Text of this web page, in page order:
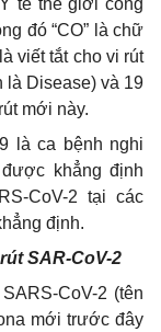
tế thế giới công
đó “CO” là chữ
viết tắt cho vi rút
là Disease) và 19
mới này.
là ca bệnh nghi
khẳng định
CoV-2 tại các
định.
SAR-CoV-2
CoV-2 (tên
mới trước đây